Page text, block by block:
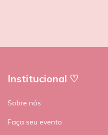
Institucional ♡
Sobre nós
Faça seu evento